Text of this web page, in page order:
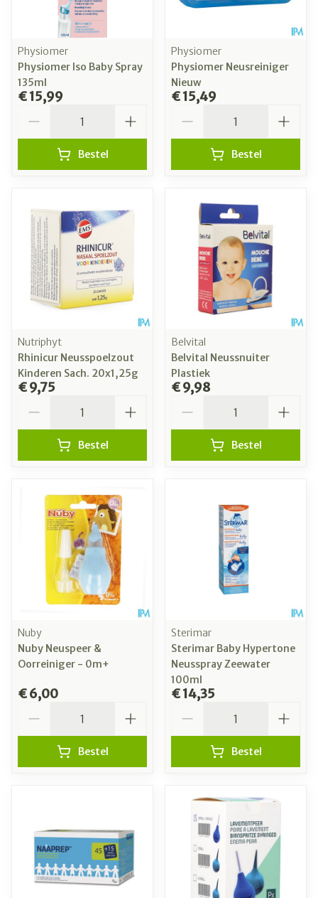
Physiomer
Physiomer Iso Baby Spray
135ml
€ 15,99
Bestel
Physiomer
Physiomer Neusreiniger
Nieuw
€ 15,49
Bestel
Nutriphyt
Rhinicur Neusspoelzout
Kinderen Sach. 20x1,25g
€ 9,75
Bestel
Belvital
Belvital Neussnuiter
Plastiek
€ 9,98
Bestel
Nuby
Nuby Neuspeer &
Oorreiniger - 0m+
€ 6,00
Bestel
Sterimar
Sterimar Baby Hypertone
Neusspray Zeewater
100ml
€ 14,35
Bestel